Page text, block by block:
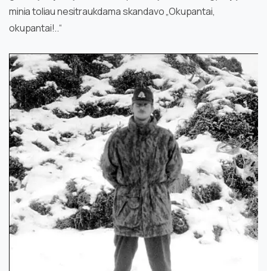
minia toliau nesitraukdama skandavo „Okupantai,
okupantai!..“